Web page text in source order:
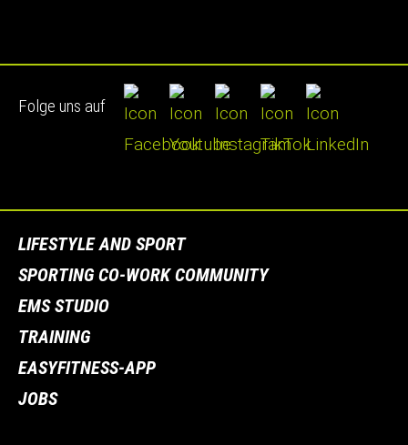
Folge uns auf
LIFESTYLE AND SPORT
SPORTING CO-WORK COMMUNITY
EMS STUDIO
TRAINING
EASYFITNESS-APP
JOBS